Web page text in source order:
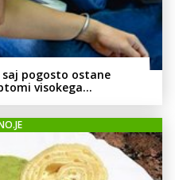
pogosto ostane
visokega